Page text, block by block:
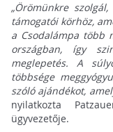
„Örömünkre
támogatói körhöz,
a Csodalámpa több
országban, így
meglepetés. A
többsége
szóló ajándékot,
nyilatkozta
ügyvezetője.